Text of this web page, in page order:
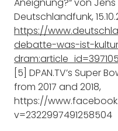
Aneignung?“ von
Deutschlandfunk,
https://
debatte-was-ist-
dram:article_id=397105
[5] DPAN.TV’s Super
from 2017 and 2018,
https://
v=2322997491258504